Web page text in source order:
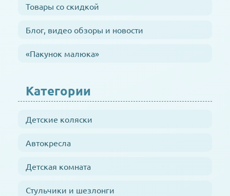
Товары со скидкой
Блог, видео обзоры и новости
«Пакунок малюка»
Категории
Детские коляски
Автокресла
Детская комната
Стульчики и шезлонги